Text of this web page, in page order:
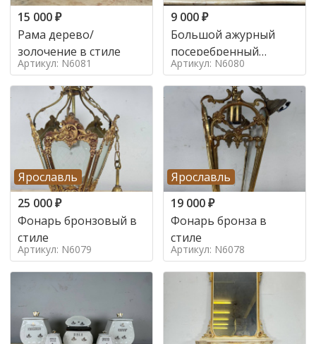
15 000₽
Рама дерево/
золочение в стиле
Артикул: N6081
9 000₽
Большой ажурный
посеребренный
поднос в стиле
Артикул: N6080
Ярославль
25 000₽
Фонарь бронзовый в
стиле
Артикул: N6079
Ярославль
19 000₽
Фонарь бронза в
стиле
Артикул: N6078